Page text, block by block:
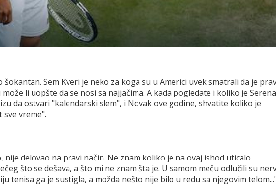
Sem Kveri je neko za koga su u Americi uvek smatrali da je
li uopšte da se nosi sa najjačima. A kada pogledate i koliko je Serena
da ostvari "kalendarski slem", i Novak ove godine, shvatite koliko je
vreme".
nije delovao na pravi način. Ne znam koliko je na ovaj ishod uticalo
što se dešava, a što mi ne znam šta je. U samom meču odlučili su
tenisa ga je sustigla, a možda nešto nije bilo u redu sa njegovim